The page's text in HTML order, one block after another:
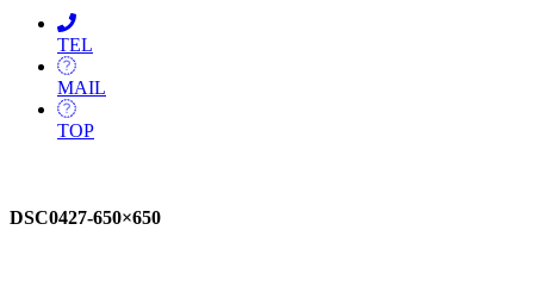
TEL
MAIL
TOP
DSC0427-650×650